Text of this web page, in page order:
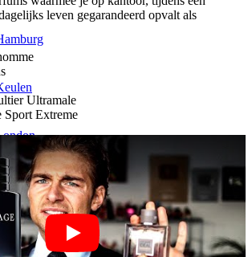
Angeles
Mailand
leven gegarandeerd opvalt als
Ultramale
Sport Extreme